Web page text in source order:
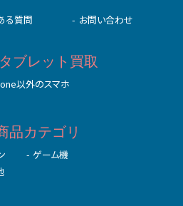
る質問 お問い合わせ
ブレット買取
以外のスマホ
品カテゴリ
ゲーム機